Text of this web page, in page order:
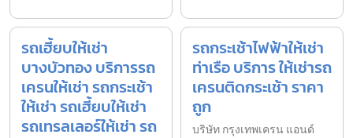
รถเฮี้ยบให้เช่า
บางบัวทอง บริการรถ
เครนให้เช่า รถกระเช้า
ให้เช่า รถเฮี้ยบให้เช่า
รถเทรลเลอร์ให้เช่า รถ
รถกระเช้าไฟฟ้าให้เช่า
ท่าเรือ บริการ ให้เช่ารถ
เครนติดกระเช้า ราคา
ถูก
บริษัท กรุงเทพเครน แอนด์